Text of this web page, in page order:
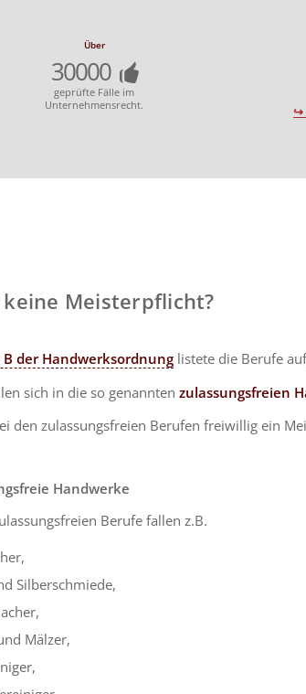
Über
30000
geprüfte Fälle im
Unternehmensrecht.
↪
Meisterpflicht?
B der Handwerksordnung listete die Berufe
sich in die so genanntenzulassungsfreien
den zulassungsfreien Berufen freiwillig ein
Handwerke
Berufe fallen z.B.
Silberschmiede,
Mälzer,